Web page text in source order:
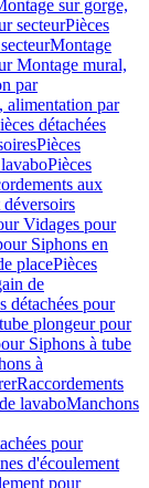
sur gorge,
secteurPièces
Montage
Montage mural,
par
alimentation par
détachées
Pièces
Pièces
aux
déversoirs
Vidages pour
Siphons en
placePièces
de
détachées pour
plongeur pour
Siphons à tube
à
Raccordements
lavaboManchons
pour
d'écoulement
pour